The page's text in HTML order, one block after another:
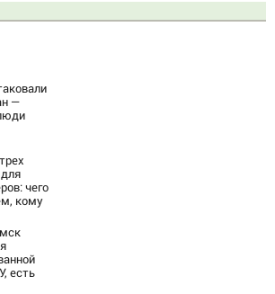
—
чего
кому
есть